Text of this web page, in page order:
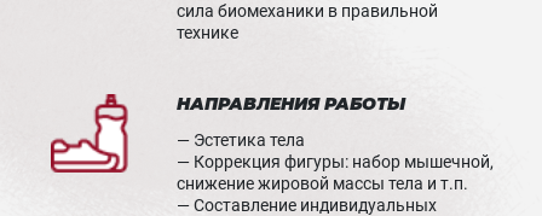
сила биомеханики в правильной
технике
НАПРАВЛЕНИЯ РАБОТЫ
— Эстетика тела
— Коррекция фигуры: набор мышечной,
снижение жировой массы тела и т.п.
— Составление индивидуальных